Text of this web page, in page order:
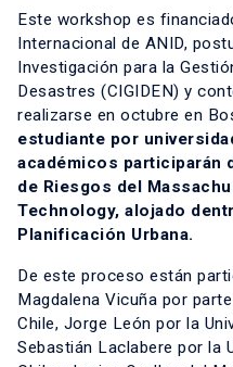
Este workshop es
Internacional de ANID,
Investigación para la
Desastres (CIGIDEN) y
realizarse en octubre en
estudiante por
académicos participarán
de Riesgos del
Technology, alojado
Planificación Urbana.
De este proceso están
Magdalena Vicuña por
Chile, Jorge León por la
Sebastián Laclabere por la